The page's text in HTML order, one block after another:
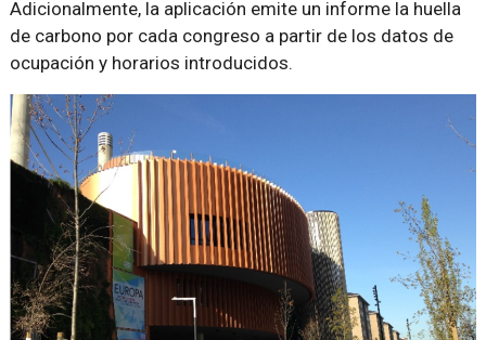
Adicionalmente, la aplicación emite un informe la huella
de carbono por cada congreso a partir de los datos de
ocupación y horarios introducidos.